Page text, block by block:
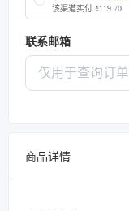
该渠道实付 ¥119.70
联系邮箱
商品详情